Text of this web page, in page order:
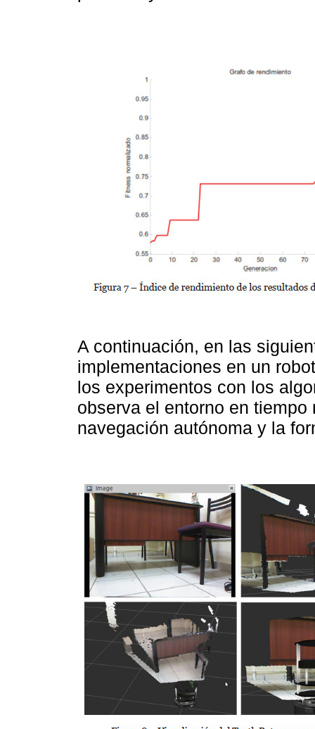
A continuación, en las
implementaciones en un
los experimentos con los
observa el entorno en
navegación autónoma y la